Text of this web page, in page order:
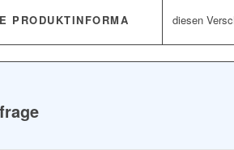
PRODUKTINFORMA diesen